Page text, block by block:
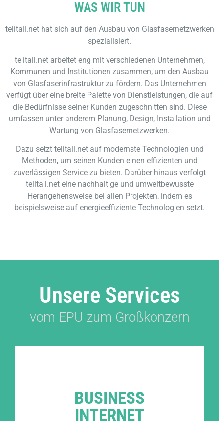
WAS WIR TUN
telitall.net hat sich auf den Ausbau von Glasfasernetzwerken
spezialisiert.
telitall.net arbeitet eng mit verschiedenen Unternehmen,
Kommunen und Institutionen zusammen, um den Ausbau
von Glasfaserinfrastruktur zu fördern. Das Unternehmen
verfügt über eine breite Palette von Dienstleistungen, die auf
die Bedürfnisse seiner Kunden zugeschnitten sind. Diese
umfassen unter anderem Planung, Design, Installation und
Wartung von Glasfasernetzwerken.
Dazu setzt telitall.net auf modernste Technologien und
Methoden, um seinen Kunden einen effizienten und
zuverlässigen Service zu bieten. Darüber hinaus verfolgt
telitall.net eine nachhaltige und umweltbewusste
Herangehensweise bei allen Projekten, indem es
beispielsweise auf energieeffiziente Technologien setzt.
Unsere Services
vom EPU zum Großkonzern
BUSINESS
INTERNET